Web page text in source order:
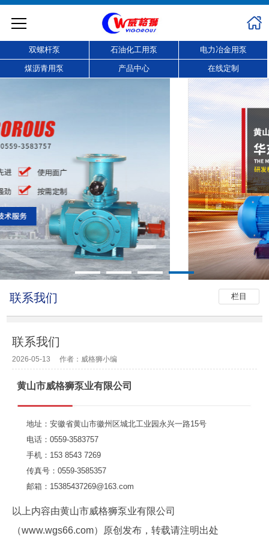
双螺杆泵 石油化工用泵 电力冶金用泵
煤沥青用泵 产品中心 在线定制
栏目
联系我们
联系我们
2026-05-13 作者：威格狮小编
黄山市威格狮泵业有限公司
地址：安徽省黄山市徽州区城北工业园永兴一路15号
电话：0559-3583757
手机：153 8543 7269
传真号：0559-3585357
邮箱：15385437269@163.com
以上内容由黄山市威格狮泵业有限公司
（www.wgs66.com）原创发布，转载请注明出处